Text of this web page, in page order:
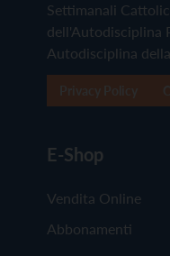
Settimanali
dell'Autodisciplina
Autodisciplina
E-Shop
Vendita Online
Abbonamenti